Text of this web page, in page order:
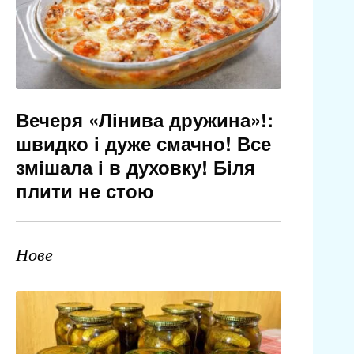
Вечеря «Лінива дружина»!:
швидко і дуже смачно! Все
змішала і в духовку! Біля
плити не стою
Нове